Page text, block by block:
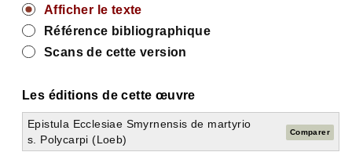
Afficher le texte
Référence bibliographique
Scans de cette version
Les éditions de cette œuvre
Epistula Ecclesiae Smyrnensis de martyrio
s. Polycarpi (Loeb)
Comparer